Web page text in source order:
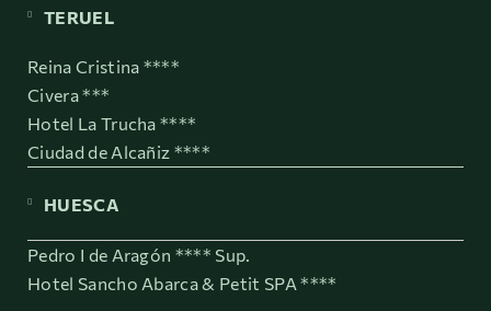
TERUEL
Reina Cristina ****
Civera ***
Hotel La Trucha ****
Ciudad de Alcañiz ****
HUESCA
Pedro I de Aragón **** Sup.
Hotel Sancho Abarca & Petit SPA ****